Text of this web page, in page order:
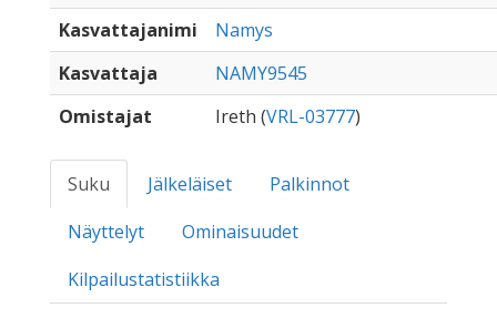
Kasvattajanimi
Namys
Kasvattaja
NAMY9545
Omistajat
Ireth (VRL-03777)
Suku Jälkeläiset
Palkinnot
Näyttelyt
Ominaisuudet
Kilpailustatistiikka